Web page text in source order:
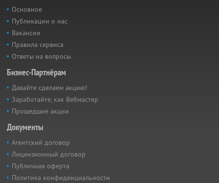
Основное
Публикации о нас
Вакансии
Правила сервиса
Ответы на вопросы
Бизнес-Партнёрам
Давайте сделаем акцию!
Заработайте, как Вебмастер
Прошедшие акции
Документы
Агентский договор
Лицензионный договор
Публичная оферта
Политика конфиденциальности